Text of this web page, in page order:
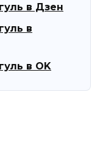
в Дзен
в
в OK